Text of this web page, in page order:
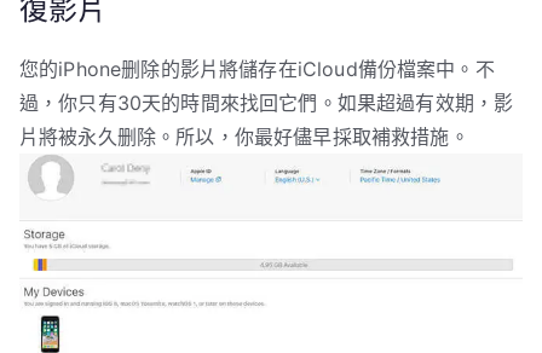
復影片
您的iPhone删除的影片將儲存在iCloud備份檔案中。不
過，你只有30天的時間來找回它們。如果超過有效期，影
片將被永久删除。所以，你最好儘早採取補救措施。